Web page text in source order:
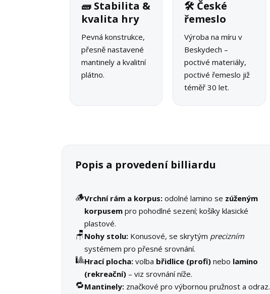
🧱 Stabilita &
kvalita hry
Pevná konstrukce,
přesně nastavené
mantinely a kvalitní
plátno.
🛠 České
řemeslo
Výroba na míru v
Beskydech –
poctivé materiály,
poctivé řemeslo již
téměř 30 let.
Popis a provedení billiardu
🪵Vrchní rám a korpus: odolné lamino se zúženým
korpusem pro pohodlné sezení; košíky klasické
plastové.
🪑 Nohy stolu: Konusové, se skrytým precizním
systémem pro přesné srovnání.
🎱Hrací plocha: volba břidlice (profi) nebo lamino
(rekreační) – viz srovnání níže.
🔁Mantinely: značkové pro výbornou pružnost a odraz.